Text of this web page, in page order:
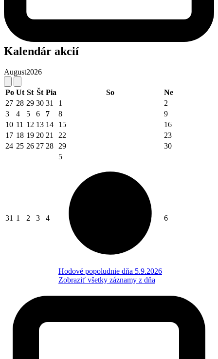
Kalendár akcií
August2026
Po Ut St Št Pia So
Ne
27 28 29 30 31 1
2
3
4 5 6 7 8
9
10 11 12 13 14 15
16
17 18 19 20 21 22
23
24 25 26 27 28 29 30
31 1 2 3 4
5
Hodové popoludnie dňa 5.9.2026
Zobraziť všetky záznamy z dňa
6